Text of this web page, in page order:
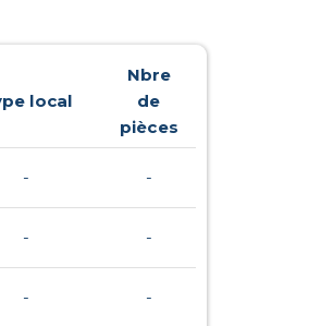
local
Nbre
de
pièces
- -
- -
- -